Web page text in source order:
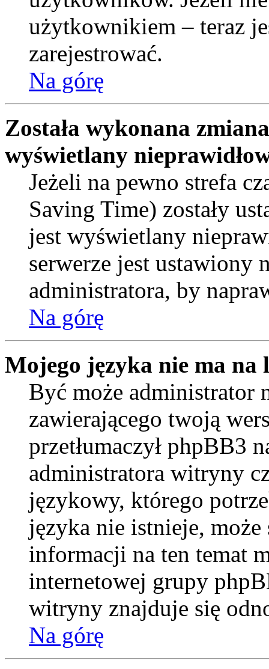
użytkownikiem – teraz
zarejestrować.
Na górę
Została wykonana
wyświetlany
Jeżeli na pewno strefa
Saving Time) zostały
jest wyświetlany
serwerze jest ustawiony
administratora, by
Na górę
Mojego języka nie ma na
Być może administrator
zawierającego twoją
przetłumaczył phpBB3
administratora witryny
językowy, którego
języka nie istnieje,
informacji na ten temat
internetowej grupy
witryny znajduje się
Na górę